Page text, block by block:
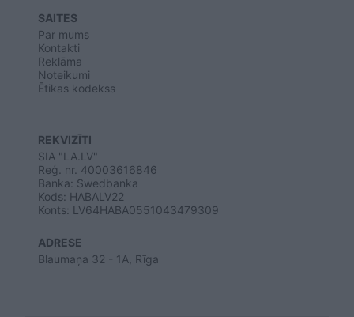
SAITES
Par mums
Kontakti
Reklāma
Noteikumi
Ētikas kodekss
REKVIZĪTI
SIA "LA.LV"
Reģ. nr. 40003616846
Banka: Swedbanka
Kods: HABALV22
Konts: LV64HABA0551043479309
ADRESE
Blaumaņa 32 - 1A, Rīga